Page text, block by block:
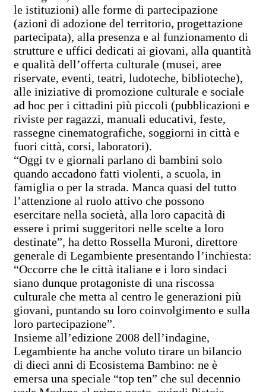
le istituzioni) alle forme di partecipazione
(azioni di adozione del territorio, progettazione
partecipata), alla presenza e al funzionamento di
strutture e uffici dedicati ai giovani, alla quantità
e qualità dell’offerta culturale (musei, aree
riservate, eventi, teatri, ludoteche, biblioteche),
alle iniziative di promozione culturale e sociale
ad hoc per i cittadini più piccoli (pubblicazioni e
riviste per ragazzi, manuali educativi, feste,
rassegne cinematografiche, soggiorni in città e
fuori città, corsi, laboratori).
“Oggi tv e giornali parlano di bambini solo
quando accadono fatti violenti, a scuola, in
famiglia o per la strada. Manca quasi del tutto
l’attenzione al ruolo attivo che possono
esercitare nella società, alla loro capacità di
essere i primi suggeritori nelle scelte a loro
destinate”, ha detto Rossella Muroni, direttore
generale di Legambiente presentando l’inchiesta:
“Occorre che le città italiane e i loro sindaci
siano dunque protagoniste di una riscossa
culturale che metta al centro le generazioni più
giovani, puntando su loro coinvolgimento e sulla
loro partecipazione”.
Insieme all’edizione 2008 dell’indagine,
Legambiente ha anche voluto tirare un bilancio
di dieci anni di Ecosistema Bambino: ne è
emersa una speciale “top ten” che sul decennio